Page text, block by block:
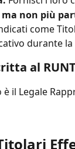
non più
come
durante
al
il Legale